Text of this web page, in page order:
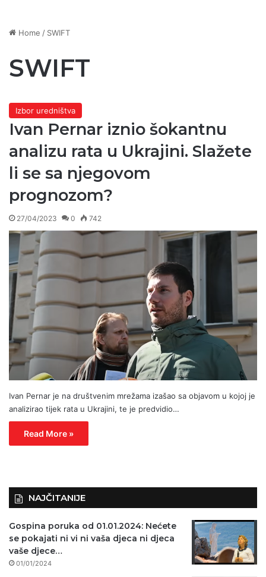
Home / SWIFT
SWIFT
Izbor uredništva
Ivan Pernar iznio šokantnu
analizu rata u Ukrajini. Slažete
li se sa njegovom
prognozom?
27/04/2023 0 742
Ivan Pernar je na društvenim mrežama izašao sa objavom u kojoj je
analizirao tijek rata u Ukrajini, te je predvidio…
Read More »
NAJČITANIJE
Gospina poruka od 01.01.2024: Nećete
se pokajati ni vi ni vaša djeca ni djeca
vaše djece…
01/01/2024